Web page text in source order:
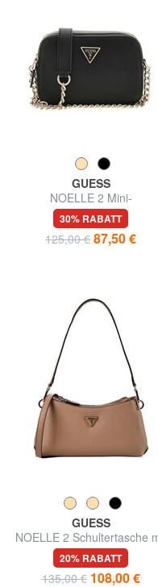
GUESS
NOELLE 2 Mini-
Schulterkameratasche
30% RABATT
125,00 € 87,50 €
GUESS
NOELLE 2 Schultertasche
Schultergurt
20% RABATT
135,00 € 108,00 €